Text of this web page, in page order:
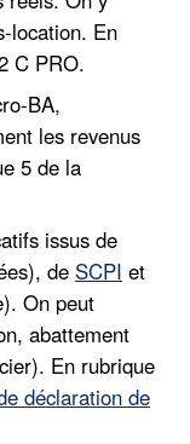
location. En
C PRO.
BA,
les revenus
5 de la
issus de
de SCPI et
On peut
abattement
En rubrique
déclaration de